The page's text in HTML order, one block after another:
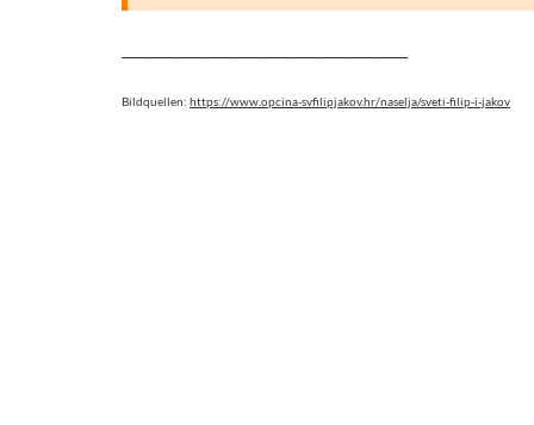
Bildquellen: https://www.opcina-svfilipjakov.hr/naselja/sveti-filip-i-jakov